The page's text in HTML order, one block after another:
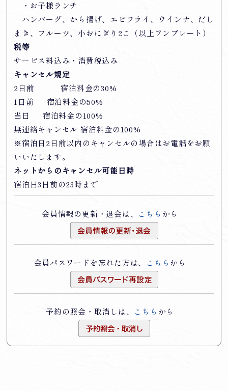
・お子様ランチ
ハンバーグ、から揚げ、エビフライ、ウインナ、だし
まき、フルーツ、小おにぎり2こ（以上ワンプレート）
税等
サービス料込み・消費税込み
キャンセル規定
2日前 宿泊料金の30%
1日前 宿泊料金の50%
当日 宿泊料金の100%
無連絡キャンセル 宿泊料金の100%
※宿泊日2日前以内のキャンセルの場合はお電話をお願
いいたします。
ネットからのキャンセル可能日時
宿泊日3日前の23時まで
会員情報の更新・退会は、 こちら から
会員パスワードを忘れた方は、 こちら から
予約の照会・取消しは、 こちら から